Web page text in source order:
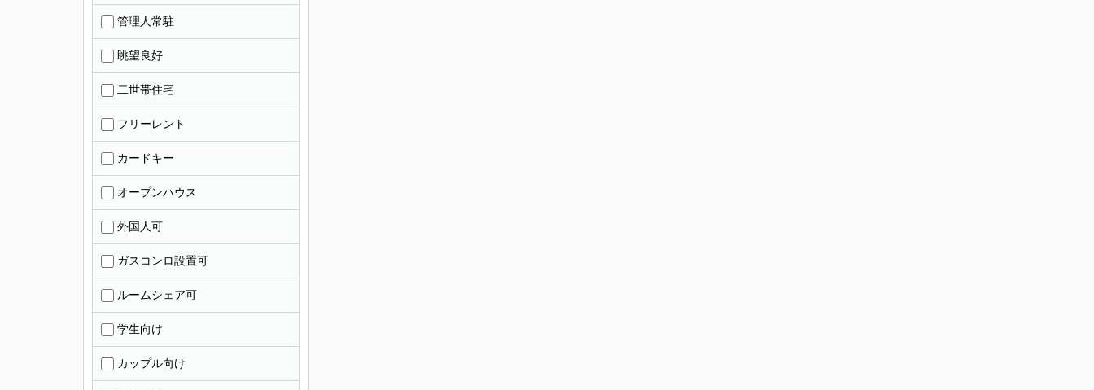
管理人常駐
眺望良好
二世帯住宅
フリーレント
カードキー
オープンハウス
外国人可
ガスコンロ設置可
ルームシェア可
学生向け
カップル向け